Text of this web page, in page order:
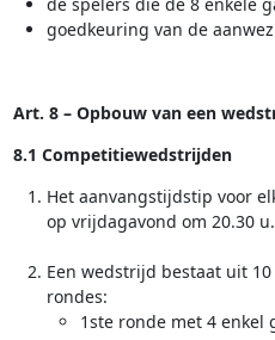
goedkeuring van de
Art. 8 – Opbouw van een
8.1 Competitiewedstrijden
Het aanvangstijdstip voor
op vrijdagavond om 20.30 u.
Een wedstrijd bestaat uit
rondes:
1ste ronde met 4 enkel